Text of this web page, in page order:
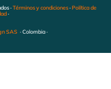
·Términos y condiciones·Política de
·
SAS· Colombia ·